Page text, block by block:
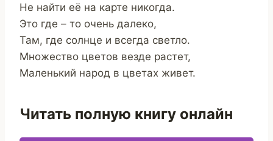
Не найти её на карте никогда.
Это где – то очень далеко,
Там, где солнце и всегда светло.
Множество цветов везде растет,
Маленький народ в цветах живет.
Читать полную книгу онлайн